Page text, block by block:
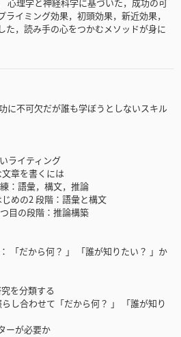
イミング効果，初頭効果，新近効果，
た，読み手の心をつかむメソッドが身に
不可欠だが誰も学ぼうとしないスキル
ライティング
章を書くには
：語彙，構文，推論
めの2 段階：語彙と構文
目の段階：推論構築
「だから何？ 」 「誰が知りたい？ 」か
を分類する
し合わせて「だから何？ 」 「誰が知り
ーが必要か